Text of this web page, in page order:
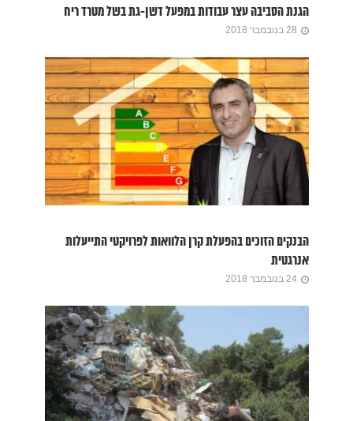
הגנת הסביבה עצר עבודות במפעל דשן-גת בשל מטרד ריח
28 בנובמבר 2018
הבנקים הזוכים בהפעלת קרן הלוואות לפרויקטי התייעלות
אנרגטית
24 בנובמבר 2018